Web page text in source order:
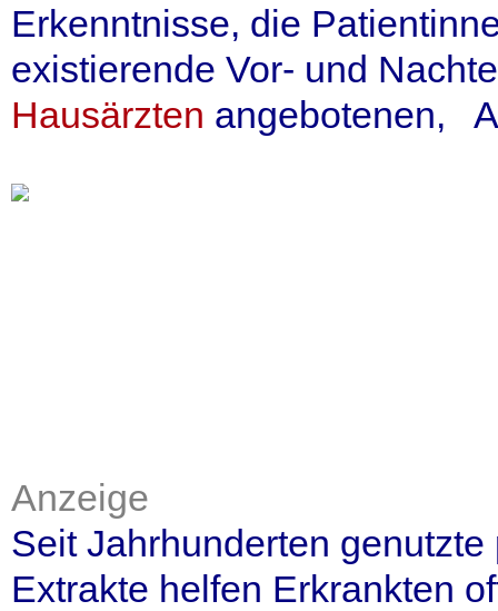
Erkenntnisse, die
existierende Vor- und
Hausärzten angebotenen,
Anzeige
Seit Jahrhunderten
Extrakte helfen Erkrankten